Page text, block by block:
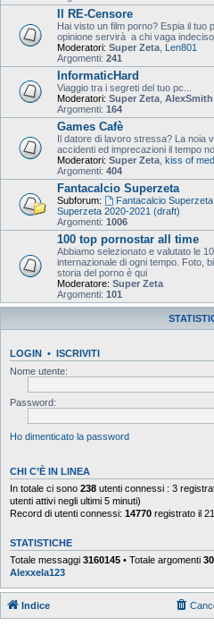
Il RE-Censore
Hai visto un film porno? Espia il tuo
opinione servirà a chi vaga indeciso
Moderatori: Super Zeta Len801
Argomenti: 241
InformaticHard
Viaggio tra i segreti del tuo pc...
Moderatori: Super Zeta AlexSmith
Argomenti: 164
Games Cafè
Il datore di lavoro stressa? La noia
accidenti ed imprecazioni il tempo
Moderatori: Super Zeta kiss of
Argomenti: 404
Fantacalcio Superzeta
Subforum: Fantacalcio
Superzeta 2020-2021 (draft)
Argomenti: 1006
100 top pornostar all time
Abbiamo selezionato e valutato le
internazionale di ogni tempo. Foto,
storia del porno è qui
Moderatore: Super Zeta
Argomenti: 101
LOGIN • ISCRIVITI
Nome utente:
Password:
Ho dimenticato la password
CHI C’È IN LINEA
In totale ci sono 238 utenti connessi : 3
utenti attivi negli ultimi 5 minuti)
Record di utenti connessi: 14770 registrato il
STATISTICHE
Totale messaggi 3160145 • Totale argomenti
Alexxela123
Indice